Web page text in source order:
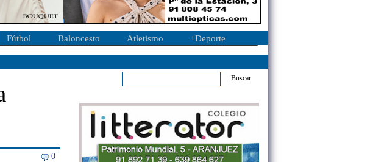
Fútbol Baloncesto Atletismo +Deporte
0